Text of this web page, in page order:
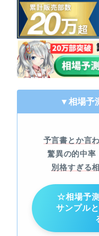
▼相場予
予言書とか言
驚異の的中率
別格すぎる
☆相場予
サンプル